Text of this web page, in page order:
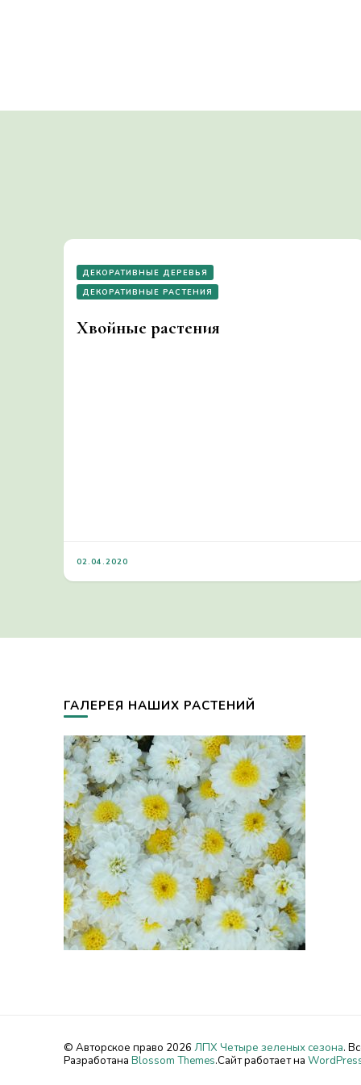
ДЕКОРАТИВНЫЕ ДЕРЕВЬЯ
ДЕКОРАТИВНЫЕ РАСТЕНИЯ
Хвойные растения
02.04.2020
ГАЛЕРЕЯ НАШИХ РАСТЕНИЙ
© Авторское право 2026ЛПХ Четыре зеленых сезона.
Разработана Blossom Themes.Сайт работает на